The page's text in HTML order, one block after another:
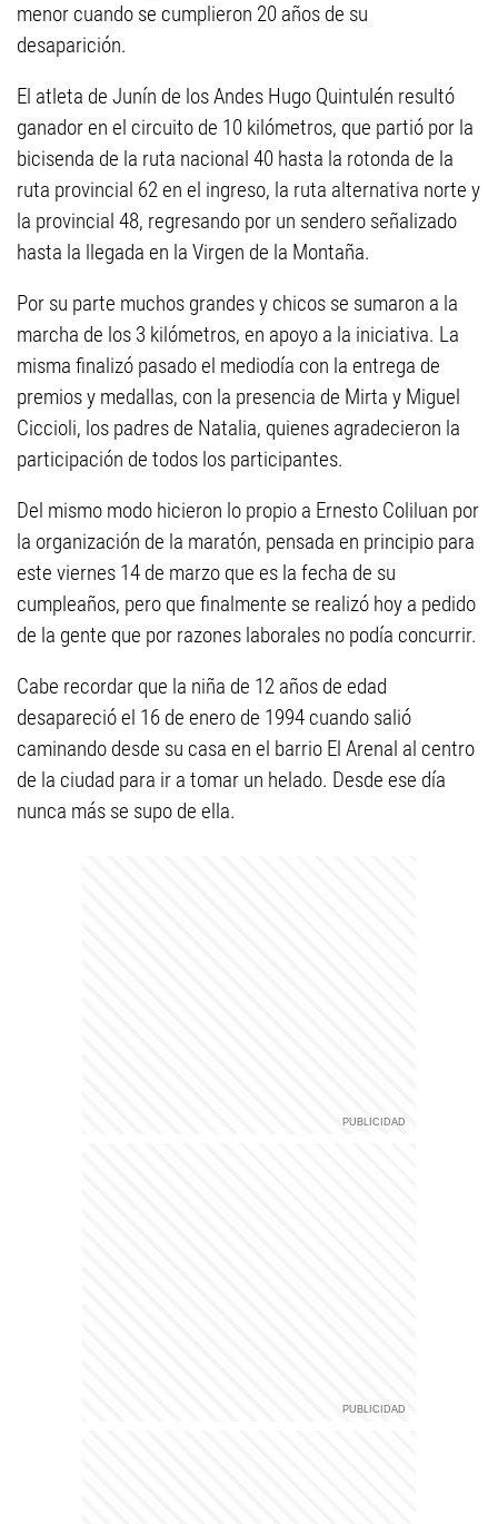
menor cuando se cumplieron 20 años de su
desaparición.
El atleta de Junín de los Andes Hugo Quintulén resultó
ganador en el circuito de 10 kilómetros, que partió por la
bicisenda de la ruta nacional 40 hasta la rotonda de la
ruta provincial 62 en el ingreso, la ruta alternativa norte y
la provincial 48, regresando por un sendero señalizado
hasta la llegada en la Virgen de la Montaña.
Por su parte muchos grandes y chicos se sumaron a la
marcha de los 3 kilómetros, en apoyo a la iniciativa. La
misma finalizó pasado el mediodía con la entrega de
premios y medallas, con la presencia de Mirta y Miguel
Ciccioli, los padres de Natalia, quienes agradecieron la
participación de todos los participantes.
Del mismo modo hicieron lo propio a Ernesto Coliluan por
la organización de la maratón, pensada en principio para
este viernes 14 de marzo que es la fecha de su
cumpleaños, pero que finalmente se realizó hoy a pedido
de la gente que por razones laborales no podía concurrir.
Cabe recordar que la niña de 12 años de edad
desapareció el 16 de enero de 1994 cuando salió
caminando desde su casa en el barrio El Arenal al centro
de la ciudad para ir a tomar un helado. Desde ese día
nunca más se supo de ella.